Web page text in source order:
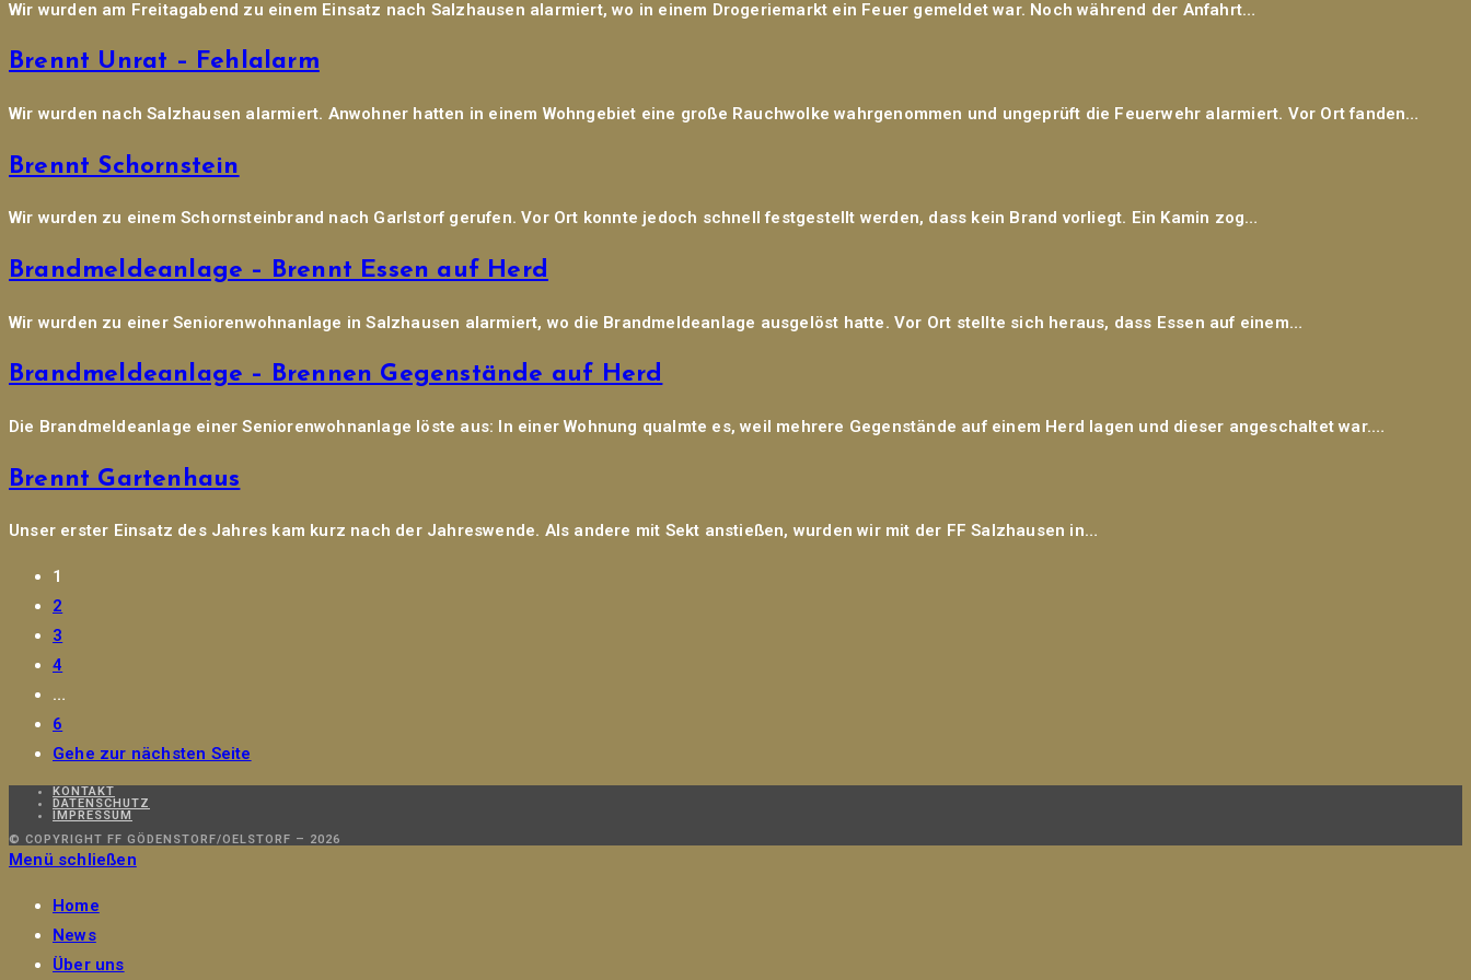
Wir wurden am Freitagabend zu einem Einsatz nach Salzhausen alarmiert, wo in einem Drogeriemarkt ein Feuer gemeldet war. Noch während der Anfahrt…
Brennt Unrat – Fehlalarm
Wir wurden nach Salzhausen alarmiert. Anwohner hatten in einem Wohngebiet eine große Rauchwolke wahrgenommen und ungeprüft die Feuerwehr alarmiert. Vor Ort fanden…
Brennt Schornstein
Wir wurden zu einem Schornsteinbrand nach Garlstorf gerufen. Vor Ort konnte jedoch schnell festgestellt werden, dass kein Brand vorliegt. Ein Kamin zog…
Brandmeldeanlage – Brennt Essen auf Herd
Wir wurden zu einer Seniorenwohnanlage in Salzhausen alarmiert, wo die Brandmeldeanlage ausgelöst hatte. Vor Ort stellte sich heraus, dass Essen auf einem…
Brandmeldeanlage – Brennen Gegenstände auf Herd
Die Brandmeldeanlage einer Seniorenwohnanlage löste aus: In einer Wohnung qualmte es, weil mehrere Gegenstände auf einem Herd lagen und dieser angeschaltet war.…
Brennt Gartenhaus
Unser erster Einsatz des Jahres kam kurz nach der Jahreswende. Als andere mit Sekt anstießen, wurden wir mit der FF Salzhausen in…
1
2
3
4
…
6
Gehe zur nächsten Seite
KONTAKT
DATENSCHUTZ
IMPRESSUM
© COPYRIGHT FF GÖDENSTORF/OELSTORF – 2026
Menü schließen
Home
News
Über uns